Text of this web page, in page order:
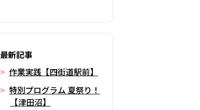
最新記事
作業実践【四街道駅前】
特別プログラム 夏祭り！
【津田沼】